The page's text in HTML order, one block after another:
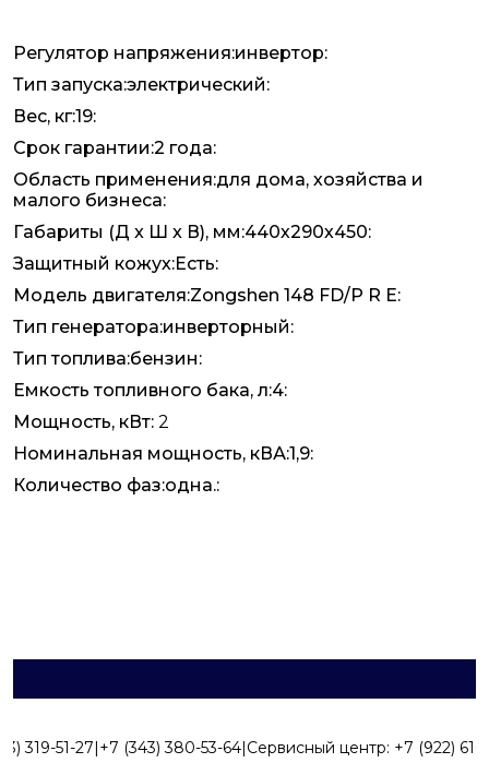
Регулятор напряжения:инвертор:
Тип запуска:электрический:
Вес, кг:19:
Срок гарантии:2 года:
Область применения:для дома, хозяйства и
малого бизнеса:
Габариты (Д x Ш x В), мм:440х290х450:
Защитный кожух:Есть:
Модель двигателя:Zongshen 148 FD/P R E:
Тип генератора:инверторный:
Тип топлива:бензин:
Емкость топливного бака, л:4:
Мощность, кВт: 2
Номинальная мощность, кВА:1,9:
Количество фаз:одна.:
319-51-27|+7 (343) 380-53-64|Сервисный центр: +7 (922)